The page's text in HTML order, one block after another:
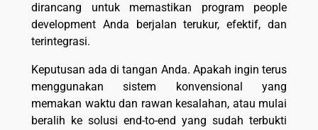
dirancang untuk memastikan program people
development Anda berjalan terukur, efektif, dan
terintegrasi.
Keputusan ada di tangan Anda. Apakah ingin terus
menggunakan sistem konvensional yang
memakan waktu dan rawan kesalahan, atau mulai
beralih ke solusi end-to-end yang sudah terbukti